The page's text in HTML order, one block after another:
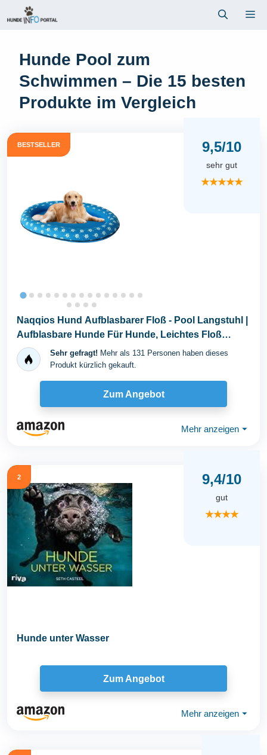
Inhalt
Hunde Pool zum
Schwimmen – Die 15 besten
Produkte im Vergleich
BESTSELLER 9,5/10
sehr gut
★★★★★
Naqqios Hund Aufblasbarer Floß - Pool Langstuhl |
Aufblasbare Hunde Für Hunde, Leichtes Floß
Zum...
Sehr gefragt! Mehr als 131 Personen haben dieses
Produkt kürzlich gekauft.
Zum Angebot
Mehr anzeigen ⏷
2 9,4/10
gut
★★★★
Hunde unter Wasser
Zum Angebot
Mehr anzeigen ⏷